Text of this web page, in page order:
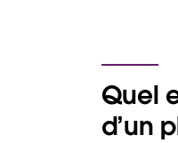
Quel
d’un